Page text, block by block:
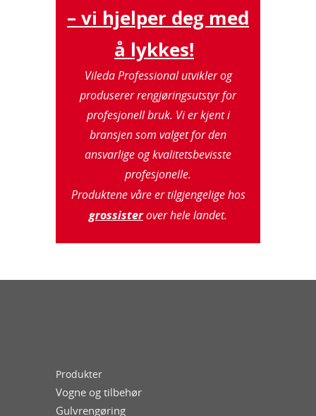
– vi hjelper deg med
å lykkes!
Vileda Professional utvikler og
produserer rengjøringsutstyr for
profesjonell bruk. Vi er kjent i
bransjen som valget for den
ansvarlige og kvalitetsbevisste
profesjonelle.
Produktene våre er tilgjengelige hos
grossisterover hele landet.
Produkter
Vogne og tilbehør
Gulvrengøring